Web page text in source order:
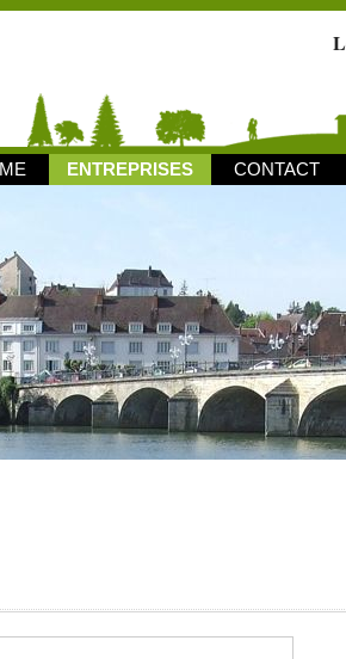
ENTREPRISES CONTACT